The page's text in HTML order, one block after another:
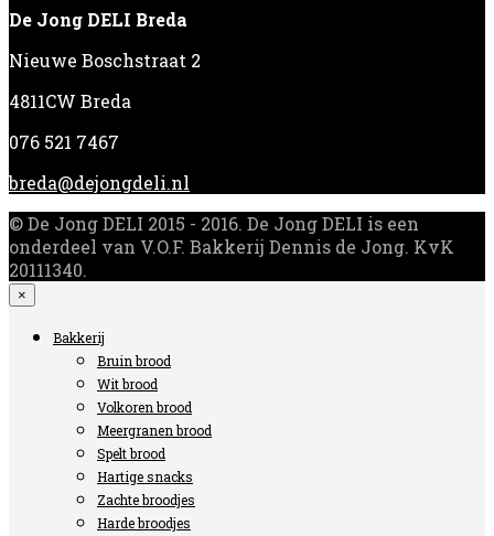
De Jong DELI Breda
Nieuwe Boschstraat 2
4811CW Breda
076 521 7467
breda@dejongdeli.nl
© De Jong DELI 2015 - 2016. De Jong DELI is een
onderdeel van V.O.F. Bakkerij Dennis de Jong. KvK
20111340.
×
Bakkerij
Bruin brood
Wit brood
Volkoren brood
Meergranen brood
Spelt brood
Hartige snacks
Zachte broodjes
Harde broodjes